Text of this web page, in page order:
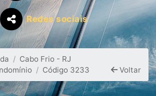
Redes sociais
Cabo Frio - RJ
Código 3233 Voltar